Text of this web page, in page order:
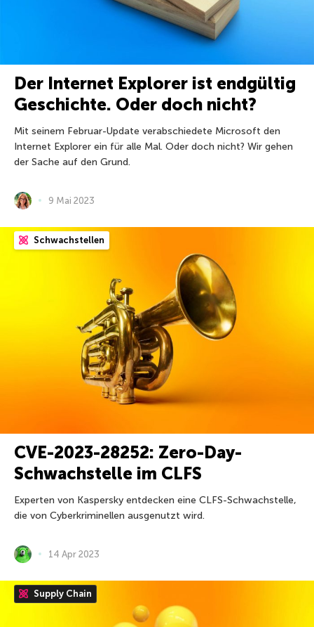
Der Internet Explorer ist endgültig
Geschichte. Oder doch nicht?
Mit seinem Februar-Update verabschiedete Microsoft den
Internet Explorer ein für alle Mal. Oder doch nicht? Wir gehen
der Sache auf den Grund.
9 Mai 2023
Schwachstellen
CVE-2023-28252: Zero-Day-
Schwachstelle im CLFS
Experten von Kaspersky entdecken eine CLFS-Schwachstelle,
die von Cyberkriminellen ausgenutzt wird.
14 Apr 2023
Supply Chain